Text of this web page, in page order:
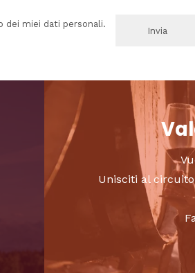
dei miei dati personali.
Unisciti al circuito